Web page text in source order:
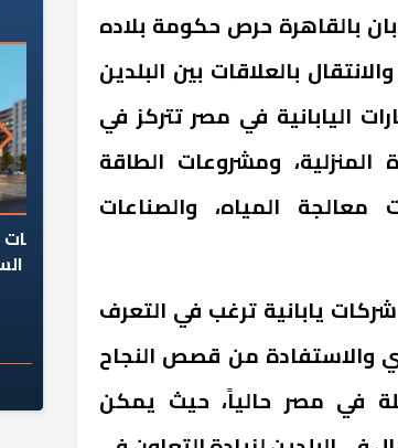
بالقاهرة حرص حكومة بلاده
بالعلاقات بين البلدين
اليابانية في مصر تتركز في
المنزلية، ومشروعات الطاقة
المياه، والصناعات
يابانية ترغب في التعرف
والاستفادة من قصص النجاح
في مصر حالياً، حيث يمكن